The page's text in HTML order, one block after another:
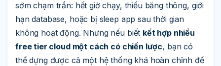
sớm chạm trần: hết giờ chạy, thiếu băng thông, giới
hạn database, hoặc bị sleep app sau thời gian
không hoạt động. Nhưng nếu biết kết hợp nhiều
free tier cloud một cách có chiến lược, bạn có
thể dựng được cả một hệ thống khá hoàn chỉnh để